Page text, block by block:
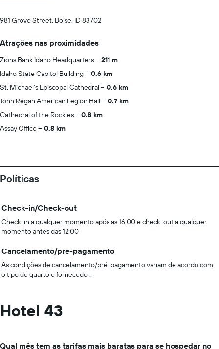
981 Grove Street, Boise, ID 83702
Atrações nas proximidades
Zions Bank Idaho Headquarters
211 m
Idaho State Capitol Building
0.6 km
St. Michael's Episcopal Cathedral
0.6 km
John Regan American Legion Hall
0.7 km
Cathedral of the Rockies
0.8 km
Assay Office
0.8 km
Políticas
Check-in/Check-out
Check-in a qualquer momento após as 16:00 e check-out a qualquer
momento antes das 12:00
Cancelamento/pré-pagamento
As condições de cancelamento/pré-pagamento variam de acordo com
o tipo de quarto e fornecedor.
Hotel 43
Qual mês tem as tarifas mais baratas para se hospedar no